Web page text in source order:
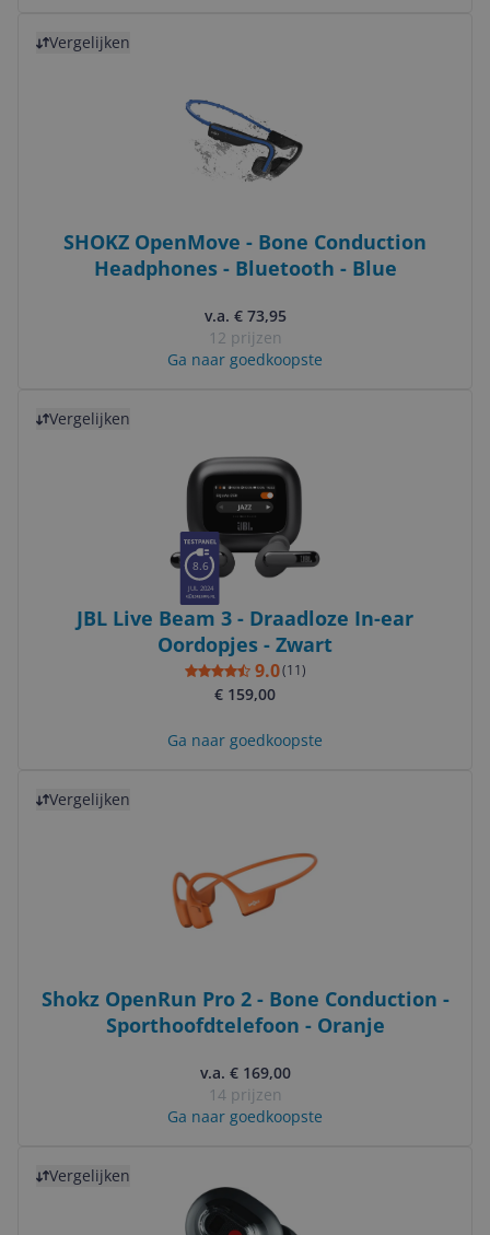
Vergelijken
SHOKZ OpenMove - Bone Conduction
Headphones - Bluetooth - Blue
v.a. € 73,95
12 prijzen
Ga naar goedkoopste
Vergelijken
8.6
JUL 2024
JBL Live Beam 3 - Draadloze In-ear
Oordopjes - Zwart
9.0(11)
€ 159,00
Ga naar goedkoopste
Vergelijken
Shokz OpenRun Pro 2 - Bone Conduction -
Sporthoofdtelefoon - Oranje
v.a. € 169,00
14 prijzen
Ga naar goedkoopste
Vergelijken